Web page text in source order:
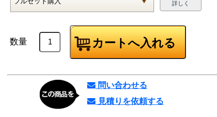
詳しく
数量
問い合わせる
見積りを依頼する